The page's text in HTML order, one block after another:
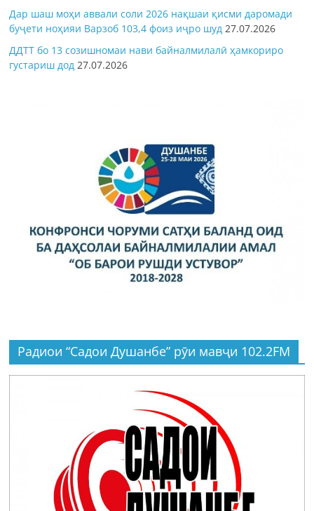
Дар шаш моҳи аввали соли 2026 нақшаи қисми даромади
буҷети ноҳияи Варзоб 103,4 фоиз иҷро шуд 27.07.2026
ДДТТ бо 13 созишномаи нави байналмилалӣ ҳамкориро
густариш дод 27.07.2026
Радиои “Садои Душанбе” рӯи мавҷи 102.2FM